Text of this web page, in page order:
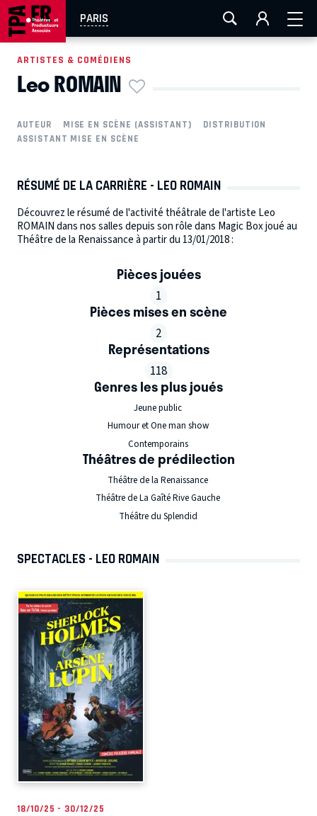
PARIS
AIX-MARSEILLE LA ROCHELLE
EN TOURNÉE
ARTISTES & COMÉDIENS
Leo ROMAIN
AUTEUR MISE EN SCÈNE (ASSISTANT)
DISTRIBUTION
ASSISTANT MISE EN SCÈNE
RÉSUMÉ DE LA CARRIÈRE - LEO ROMAIN
Découvrez le résumé de l'activité théâtrale de l'artiste Leo
ROMAIN dans nos salles depuis son rôle dans Magic Box joué au
Théâtre de la Renaissance à partir du 13/01/2018 :
Pièces jouées
1
Pièces mises en scène
2
Représentations
118
Genres les plus joués
Jeune public
Humour et One man show
Contemporains
Théâtres de prédilection
Théâtre de la Renaissance
Théâtre de La Gaîté Rive Gauche
Théâtre du Splendid
SPECTACLES - LEO ROMAIN
18/10/25 - 30/12/25